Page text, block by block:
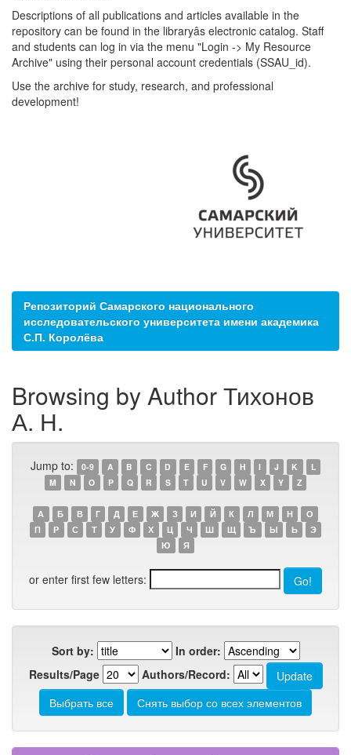
Descriptions of all publications and articles available in the
repository can be found in the libraryâs electronic catalog. Staff
and students can log in via the menu "Login -> My Resource
Archive" using their personal account credentials (SSAU_id).
Use the archive for study, research, and professional
development!
Репозиторий Самарского национального
исследовательского университета имени академика
С.П. Королёва
Browsing by Author Тихонов
А. Н.
Jump to: 0-9 A B C D E F G H I J K
L
M
N O P Q R S T U V W X Y Z
А Б В Г Д Е Ж З И Й К Л М Н
О
П
Р С Т У Ф Х Ц Ч Ш Щ Ъ Ы Ь
Э
Ю
Я
or enter first few letters:
Sort by:
In order:
Results/Page
Authors/Record: